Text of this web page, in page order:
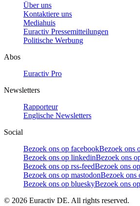
Über uns
Kontaktiere uns
Mediahuis
Euractiv Pressemitteilungen
Politische Werbung
Abos
Euractiv Pro
Newsletters
Rapporteur
Englische Newsletters
Social
Bezoek ons op facebookBezoek ons
Bezoek ons op linkedinBezoek ons
Bezoek ons op rss-feedBezoek ons
Bezoek ons op mastodonBezoek ons
Bezoek ons op blueskyBezoek ons
© 2026 Euractiv DE. All rights reserved.